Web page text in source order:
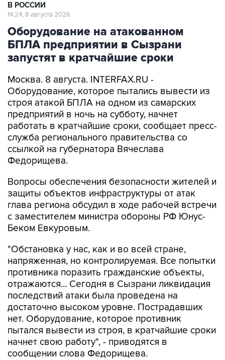
В РОССИИ
14:24, 8 августа 2026
Оборудование на атакованном
БПЛА предприятии в Сызрани
запустят в кратчайшие сроки
Москва. 8 августа. INTERFAX.RU -
Оборудование, которое пытались вывести из
строя атакой БПЛА на одном из самарских
предприятий в ночь на субботу, начнет
работать в кратчайшие сроки, сообщает пресс-
служба регионального правительства со
ссылкой на губернатора Вячеслава
Федорищева.
Вопросы обеспечения безопасности жителей и
защиты объектов инфраструктуры от атак
глава региона обсудил в ходе рабочей встречи
с заместителем министра обороны РФ Юнус-
Беком Евкуровым.
"Обстановка у нас, как и во всей стране,
напряженная, но контролируемая. Все попытки
противника поразить гражданские объекты,
отражаются... Сегодня в Сызрани ликвидация
последствий атаки была проведена на
достаточно высоком уровне. Пострадавших
нет. Оборудование, которое противник
пытался вывести из строя, в кратчайшие сроки
начнет свою работу", - приводятся в
сообщении слова Федорищева.